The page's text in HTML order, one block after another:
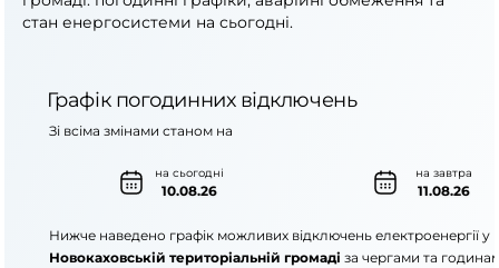
стан енергосистеми на сьогодні.
Графік погодинних відключень
на сьогодні
10.08.26
на завтра
11.08.26
Зі всіма змінами станом на
Нижче наведено графік можливих відключень електроенергії у
Новокаховській територіальній громаді за чергами та